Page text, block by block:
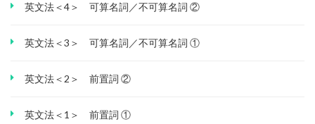
英文法＜4＞ 可算名詞／不可算名詞 ②
英文法＜3＞ 可算名詞／不可算名詞 ①
英文法＜2＞ 前置詞 ②
英文法＜1＞ 前置詞 ①